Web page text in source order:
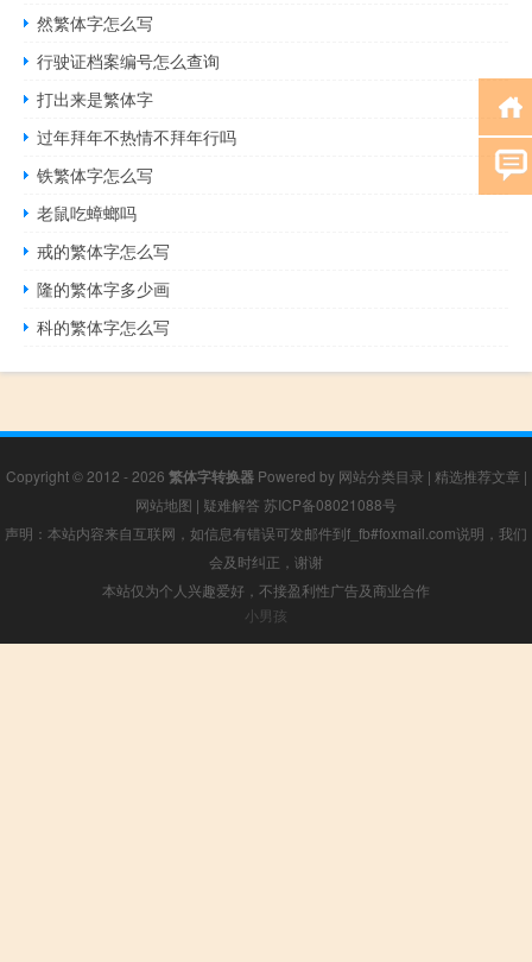
然繁体字怎么写
行驶证档案编号怎么查询
打出来是繁体字
过年拜年不热情不拜年行吗
铁繁体字怎么写
老鼠吃蟑螂吗
戒的繁体字怎么写
隆的繁体字多少画
科的繁体字怎么写
Copyright © 2012 - 2026 繁体字转换器Powered by 网站分类目录 | 精选推荐文章 |
网站地图 | 疑难解答 苏ICP备08021088号
声明：本站内容来自互联网，如信息有错误可发邮件到f_fb#foxmail.com说明，我们
会及时纠正，谢谢
本站仅为个人兴趣爱好，不接盈利性广告及商业合作
小男孩